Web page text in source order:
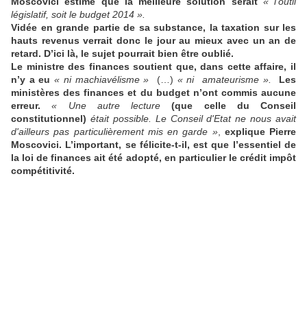
législatif, soit le budget 2014 ».
Vidée en grande partie de sa substance, la taxation sur les
hauts revenus verrait donc le jour au mieux avec un an de
retard. D’ici là, le sujet pourrait bien être oublié.
Le ministre des finances soutient que, dans cette affaire, il
n’y a eu « ni machiavélisme » (…) « ni amateurisme ».
Les
ministères des finances et du budget n’ont commis aucune
erreur.
« Une autre lecture
(que celle du Conseil
constitutionnel) était possible. Le Conseil d'Etat ne nous avait
d'ailleurs pas particulièrement mis en garde », explique Pierre
Moscovici. L’important, se félicite-t-il, est que l’essentiel de
la loi de finances ait été adopté, en particulier le crédit impôt
compétitivité.